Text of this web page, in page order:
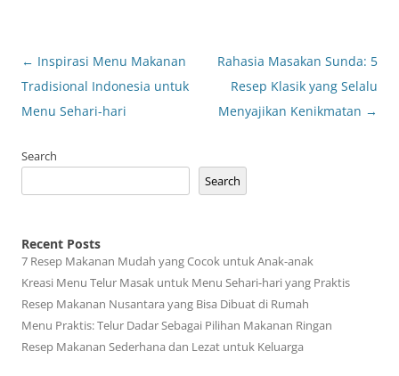
Post
navigation
← Inspirasi Menu Makanan
Tradisional Indonesia untuk
Menu Sehari-hari
Rahasia Masakan Sunda: 5
Resep Klasik yang Selalu
Menyajikan Kenikmatan →
Search
Search
Recent Posts
7 Resep Makanan Mudah yang Cocok untuk Anak-anak
Kreasi Menu Telur Masak untuk Menu Sehari-hari yang Praktis
Resep Makanan Nusantara yang Bisa Dibuat di Rumah
Menu Praktis: Telur Dadar Sebagai Pilihan Makanan Ringan
Resep Makanan Sederhana dan Lezat untuk Keluarga